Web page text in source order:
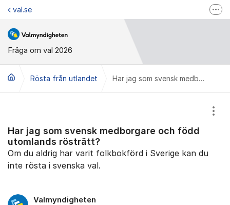
Hoppa till innehåll
Fråga om val 2026
val.se
Valmyndigheten på Facebook
Valmyndigheten på Instagram
Valupplysningen
Rösta från utlandet Har jag som svensk medborgare och född utomlands rösträtt?
Har jag som svensk medborgare och född
utomlands rösträtt?
Om du aldrig har varit folkbokförd i Sverige kan du
inte rösta i svenska val.
Valmyndigheten